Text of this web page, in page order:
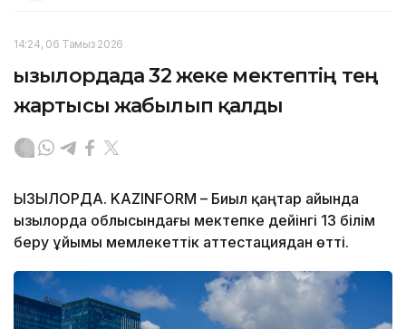
14:24, 06 Тамыз 2026
Қызылордада 32 жеке мектептің тең
жартысы жабылып қалды
ҚЫЗЫЛОРДА. KAZINFORM – Биыл қаңтар айында
Қызылорда облысындағы мектепке дейінгі 13 білім
беру ұйымы мемлекеттік аттестациядан өтті.